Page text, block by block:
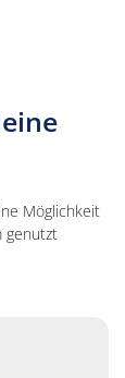
Möglichkeit
genutzt